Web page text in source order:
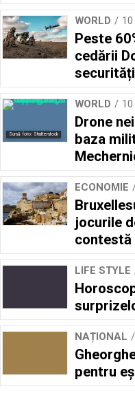
WORLD
Peste
cedării
Sursă foto: Shutterstock
WORLD
Drone
baza
ECONOMIE
jocurile
LIFE STYLE
NAȚIONAL
pentru